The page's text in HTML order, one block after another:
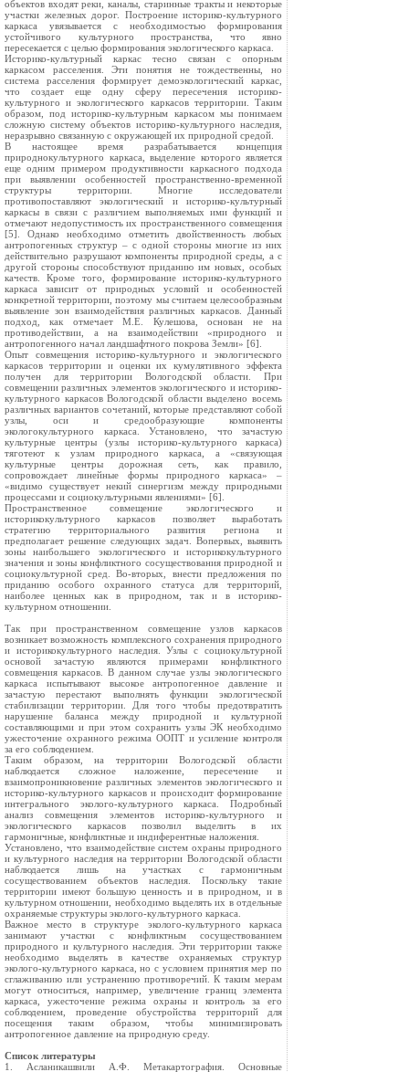
объектов входят реки, каналы, старинные тракты и некоторые
участки железных дорог. Построение историко-культурного
каркаса увязывается с необходимостью формирования
устойчивого культурного пространства, что явно
пересекается с целью формирования экологического каркаса.
Историко-культурный каркас тесно связан с опорным
каркасом расселения. Эти понятия не тождественны, но
система расселения формирует демоэкологический каркас,
что создает еще одну сферу пересечения историко-
культурного и экологического каркасов территории. Таким
образом, под историко-культурным каркасом мы понимаем
сложную систему объектов историко-культурного наследия,
неразрывно связанную с окружающей их природной средой.
В настоящее время разрабатывается концепция
природнокультурного каркаса, выделение которого является
еще одним примером продуктивности каркасного подхода
при выявлении особенностей пространственно-временной
структуры территории. Многие исследователи
противопоставляют экологический и историко-культурный
каркасы в связи с различием выполняемых ими функций и
отмечают недопустимость их пространственного совмещения
[5]. Однако необходимо отметить двойственность любых
антропогенных структур – с одной стороны многие из них
действительно разрушают компоненты природной среды, а с
другой стороны способствуют приданию им новых, особых
качеств. Кроме того, формирование историко-культурного
каркаса зависит от природных условий и особенностей
конкретной территории, поэтому мы считаем целесообразным
выявление зон взаимодействия различных каркасов. Данный
подход, как отмечает М.Е. Кулешова, основан не на
противодействии, а на взаимодействии «природного и
антропогенного начал ландшафтного покрова Земли» [6].
Опыт совмещения историко-культурного и экологического
каркасов территории и оценки их кумулятивного эффекта
получен для территории Вологодской области. При
совмещении различных элементов экологического и историко-
культурного каркасов Вологодской области выделено восемь
различных вариантов сочетаний, которые представляют собой
узлы, оси и средообразующие компоненты
экологокультурного каркаса. Установлено, что зачастую
культурные центры (узлы историко-культурного каркаса)
тяготеют к узлам природного каркаса, а «связующая
культурные центры дорожная сеть, как правило,
сопровождает линейные формы природного каркаса» –
«видимо существует некий синергизм между природными
процессами и социокультурными явлениями» [6].
Пространственное совмещение экологического и
историкокультурного каркасов позволяет выработать
стратегию территориального развития региона и
предполагает решение следующих задач. Вопервых, выявить
зоны наибольшего экологического и историкокультурного
значения и зоны конфликтного сосуществования природной и
социокультурной сред. Во-вторых, внести предложения по
приданию особого охранного статуса для территорий,
наиболее ценных как в природном, так и в историко-
культурном отношении.
Так при пространственном совмещение узлов каркасов
возникает возможность комплексного сохранения природного
и историкокультурного наследия. Узлы с социокультурной
основой зачастую являются примерами конфликтного
совмещения каркасов. В данном случае узлы экологического
каркаса испытывают высокое антропогенное давление и
зачастую перестают выполнять функции экологической
стабилизации территории. Для того чтобы предотвратить
нарушение баланса между природной и культурной
составляющими и при этом сохранить узлы ЭК необходимо
ужесточение охранного режима ООПТ и усиление контроля
за его соблюдением.
Таким образом, на территории Вологодской области
наблюдается сложное наложение, пересечение и
взаимопроникновение различных элементов экологического и
историко-культурного каркасов и происходит формирование
интегрального эколого-культурного каркаса. Подробный
анализ совмещения элементов историко-культурного и
экологического каркасов позволил выделить в их
гармоничные, конфликтные и индиферентные наложения.
Установлено, что взаимодействие систем охраны природного
и культурного наследия на территории Вологодской области
наблюдается лишь на участках с гармоничным
сосуществованием объектов наследия. Поскольку такие
территории имеют большую ценность и в природном, и в
культурном отношении, необходимо выделять их в отдельные
охраняемые структуры эколого-культурного каркаса.
Важное место в структуре эколого-культурного каркаса
занимают участки с конфликтным сосуществованием
природного и культурного наследия. Эти территории также
необходимо выделять в качестве охраняемых структур
эколого-культурного каркаса, но с условием принятия мер по
сглаживанию или устранению противоречий. К таким мерам
могут относиться, например, увеличение границ элемента
каркаса, ужесточение режима охраны и контроль за его
соблюдением, проведение обустройства территорий для
посещения таким образом, чтобы минимизировать
антропогенное давление на природную среду.
Список литературы
1. Асланикашвили А.Ф. Метакартография. Основные